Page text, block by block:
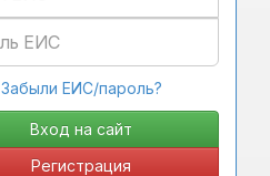
Забыли ЕИС/пароль?
Регистрация